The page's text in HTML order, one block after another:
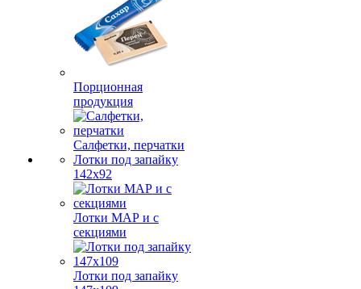
Порционная
продукция
Салфетки, перчатки
Лотки под запайку
142х92
Лотки МАР и с
секциями
Лотки под запайку